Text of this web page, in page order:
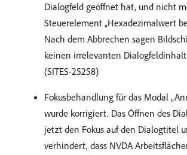
Dialogfeld geöffnet hat, und nicht
Steuerelement „Hexadezimalwert
Nach dem Abbrechen sagen
keinen irrelevanten
(SITES-25258)
Fokusbehandlung für das Modal
wurde korrigiert. Das Öffnen des
jetzt den Fokus auf den Dialogtitel
verhindert, dass NVDA